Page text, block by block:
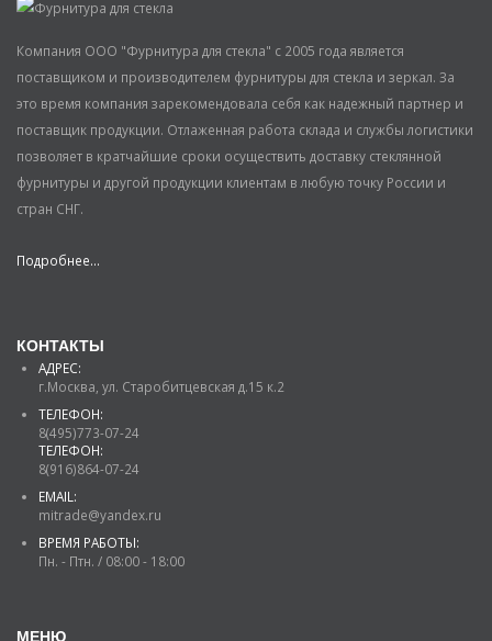
Компания ООО "Фурнитура для стекла" с 2005 года является
поставщиком и производителем фурнитуры для стекла и зеркал. За
это время компания зарекомендовала себя как надежный партнер и
поставщик продукции. Отлаженная работа склада и службы логистики
позволяет в кратчайшие сроки осуществить доставку стеклянной
фурнитуры и другой продукции клиентам в любую точку России и
стран СНГ.
Подробнее...
КОНТАКТЫ
АДРЕС:
г.Москва, ул. Старобитцевская д.15 к.2
ТЕЛЕФОН:
8(495)773-07-24
ТЕЛЕФОН:
8(916)864-07-24
EMAIL:
mitrade@yandex.ru
ВРЕМЯ РАБОТЫ:
Пн. - Птн. / 08:00 - 18:00
МЕНЮ